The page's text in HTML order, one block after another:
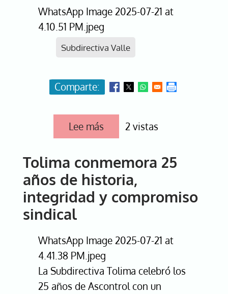
vocación
institucional
WhatsApp Image 2025-07-21 at
4.10.51 PM.jpeg
Subdirectiva Valle
Lee más sobre
Valle
celebra
25
años
de
liderazgo
2 vistas
Tolima conmemora 25
años de historia,
integridad y compromiso
sindical
WhatsApp Image 2025-07-21 at
4.41.38 PM.jpeg
La Subdirectiva Tolima celebró los
25 años de Ascontrol con un